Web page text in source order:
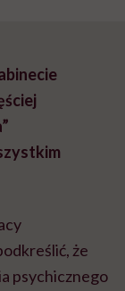
że
psychicznego